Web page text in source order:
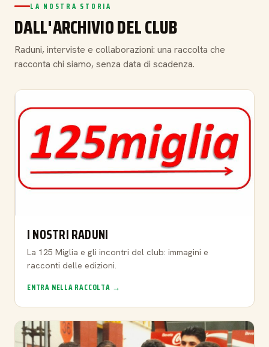
LA NOSTRA STORIA
DALL'ARCHIVIO DEL CLUB
Raduni, interviste e collaborazioni: una raccolta che
racconta chi siamo, senza data di scadenza.
I NOSTRI RADUNI
La 125 Miglia e gli incontri del club: immagini e
racconti delle edizioni.
ENTRA NELLA RACCOLTA →